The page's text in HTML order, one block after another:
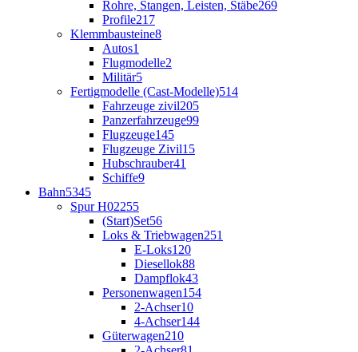
Rohre, Stangen, Leisten, Stäbe269
Profile217
Klemmbausteine8
Autos1
Flugmodelle2
Militär5
Fertigmodelle (Cast-Modelle)514
Fahrzeuge zivil205
Panzerfahrzeuge99
Flugzeuge145
Flugzeuge Zivil15
Hubschrauber41
Schiffe9
Bahn5345
Spur H02255
(Start)Set56
Loks & Triebwagen251
E-Loks120
Diesellok88
Dampflok43
Personenwagen154
2-Achser10
4-Achser144
Güterwagen210